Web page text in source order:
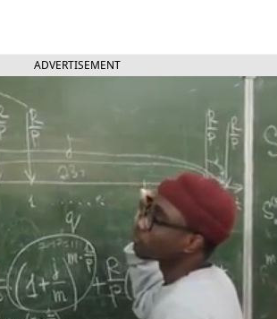
ADVERTISEMENT